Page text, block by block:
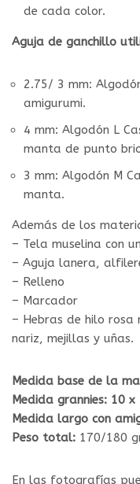
de cada color.
Aguja de ganchillo
2.75/ 3 mm:
amigurumi.
4 mm: Algodón L
manta de punto
3 mm: Algodón M
manta.
Además de los
– Tela muselina con
– Aguja lanera,
– Relleno
– Marcador
– Hebras de hilo
nariz, mejillas y uñas.
Medida base de la
Medida grannies: 10 x
Medida largo con
Peso total: 170/180
En las fotografías